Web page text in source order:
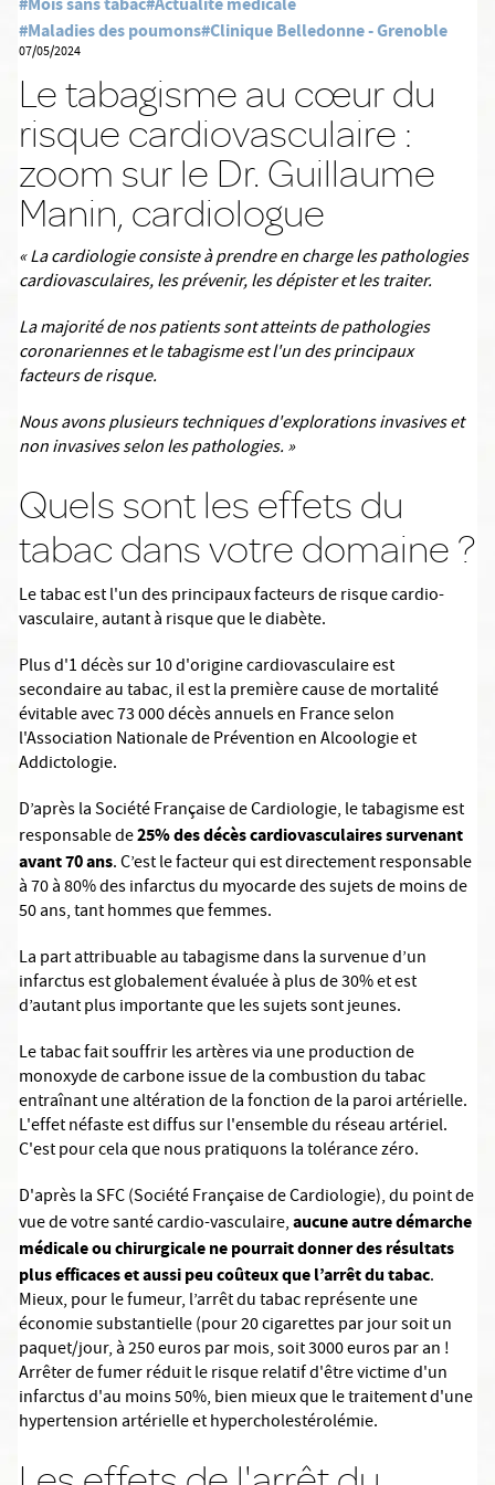
#Maladies des poumons#Clinique Belledonne - Grenoble
07/05/2024
Le tabagisme au cœur du
risque cardiovasculaire :
zoom sur le Dr. Guillaume
Manin, cardiologue
« Lacardiologie consiste à prendre en charge les pathologies
cardiovasculaires, les prévenir, les dépister et les traiter.
La majorité de nos patients sont atteints de pathologies
coronariennes et le tabagisme est l'un des principaux
facteurs de risque.
Nous avons plusieurs techniques d'explorations invasives et
non invasives selon les pathologies. »
Quels sont les effets du
tabac dans votre domaine ?
Le tabac est l'un des principaux facteurs de risque cardio-
vasculaire, autant à risque que le diabète.
Plus d'1 décès sur 10 d'origine cardiovasculaire est
secondaire au tabac, il est la première cause de mortalité
évitable avec 73 000 décès annuels en France selon
l'Association Nationale de Prévention en Alcoologie et
Addictologie.
D’après la Société Française de Cardiologie, le tabagisme est
responsable de25% des décès cardiovasculairessurvenant
avant 70 ans. C’est le facteur qui est directement responsable
à 70 à 80% des infarctus du myocarde des sujets de moins de
50 ans, tant hommes que femmes.
La part attribuable au tabagisme dans la survenue d’un
infarctus est globalement évaluée à plus de 30% et est
d’autant plus importante que les sujets sont jeunes.
Le tabac fait souffrir les artères via une production de
monoxyde de carbone issue de la combustion du tabac
entraînant une altération de la fonction de la paroi artérielle.
L'effet néfaste est diffus sur l'ensemble du réseau artériel.
C'est pour cela que nous pratiquons la tolérance zéro.
D'après la SFC (Société Française de Cardiologie), du point de
vue de votre santé cardio-vasculaire,aucuneautre démarche
médicale ou chirurgicale ne pourraitdonner des résultats
plus efficaces et aussi peu coûteuxque l’arrêt du tabac.
Mieux, pour le fumeur, l’arrêt du tabac représente une
économie substantielle (pour 20 cigarettes par jour soit un
paquet/jour, à 250 euros par mois, soit 3000 euros par an !
Arrêter de fumer réduit le risque relatif d'être victime d'un
infarctus d'au moins 50%, bien mieux que le traitement d'une
hypertension artérielle et hypercholestérolémie.